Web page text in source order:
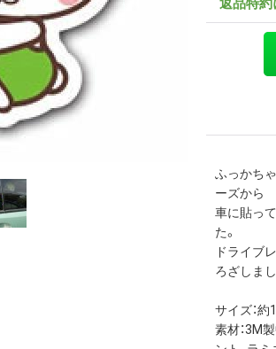
返品特
ふっかち
ーズから
車に貼っ
た。
ドライブ
ろざしまし
サイズ：
素材：3M